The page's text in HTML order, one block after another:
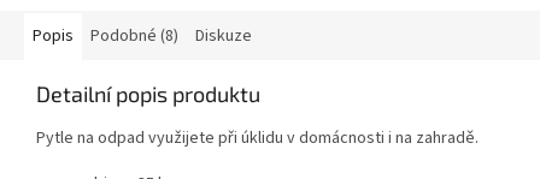
Popis Podobné (8) Diskuze
Detailní popis produktu
Pytle na odpad využijete při úklidu v domácnosti i na zahradě.